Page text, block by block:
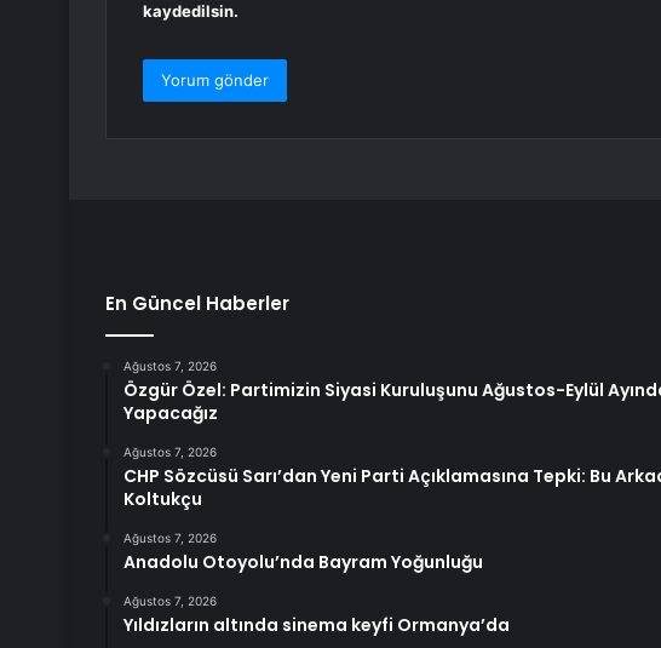
kaydedilsin.
En Güncel Haberler
Ağustos 7, 2026
Özgür Özel: Partimizin Siyasi Kuruluşunu Ağustos-Eylül
Yapacağız
Ağustos 7, 2026
CHP Sözcüsü Sarı’dan Yeni Parti Açıklamasına Tepki: Bu
Koltukçu
Ağustos 7, 2026
Anadolu Otoyolu’nda Bayram Yoğunluğu
Ağustos 7, 2026
Yıldızların altında sinema keyfi Ormanya’da